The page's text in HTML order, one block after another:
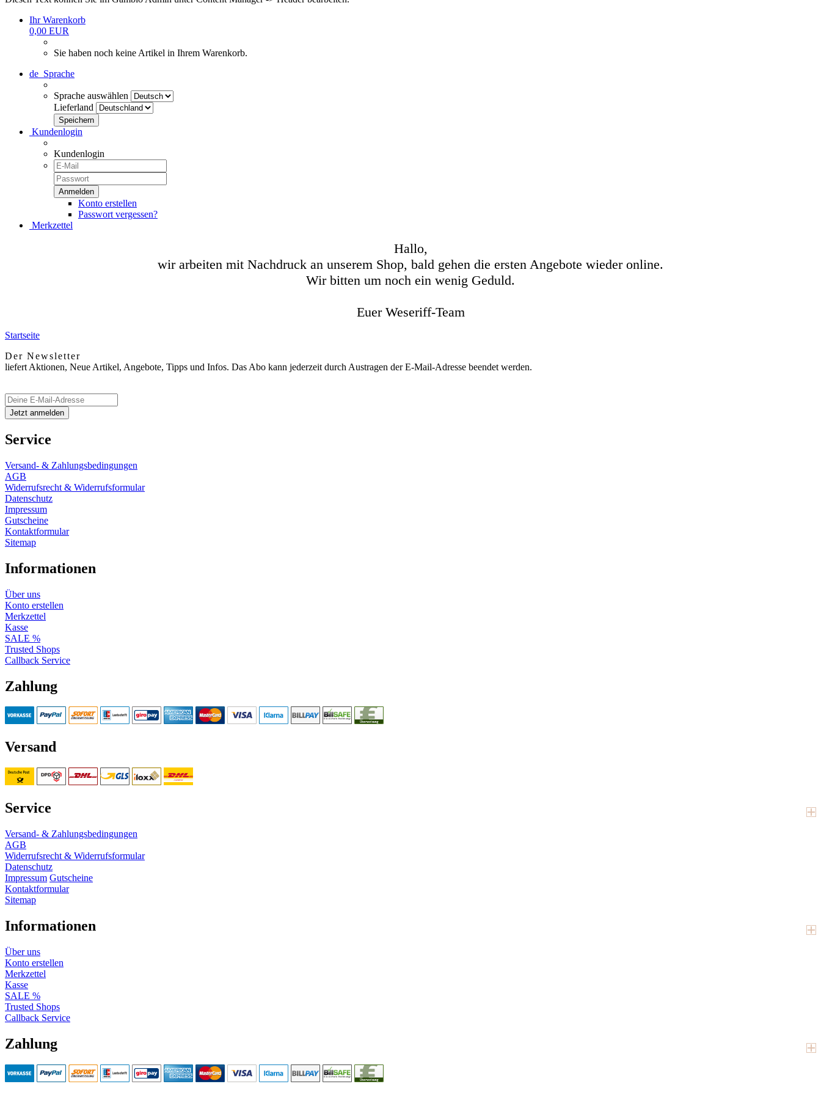
Ihr Warenkorb
0,00 EUR
Sie haben noch keine Artikel in Ihrem Warenkorb.
de Sprache
Sprache auswählen
Lieferland
Kundenlogin
Kundenlogin
Konto erstellen
Passwort vergessen?
Merkzettel
Hallo,
wir arbeiten mit Nachdruck an unserem Shop, bald gehen die ersten Angebote wieder online.
Wir bitten um noch ein wenig Geduld.
Euer Weseriff-Team
Startseite
Der Newsletter
liefert Aktionen, Neue Artikel, Angebote, Tipps und Infos. Das Abo kann jederzeit durch Austragen der E-Mail-Adresse beendet werden.
Service
Versand- & Zahlungsbedingungen
AGB
Widerrufsrecht & Widerrufsformular
Datenschutz
Impressum
Gutscheine
Kontaktformular
Sitemap
Informationen
Über uns
Konto erstellen
Merkzettel
Kasse
SALE %
Trusted Shops
Callback Service
Zahlung
Versand
Service
Versand- & Zahlungsbedingungen
AGB
Widerrufsrecht & Widerrufsformular
Datenschutz
Impressum Gutscheine
Kontaktformular
Sitemap
Informationen
Über uns
Konto erstellen
Merkzettel
Kasse
SALE %
Trusted Shops
Callback Service
Zahlung